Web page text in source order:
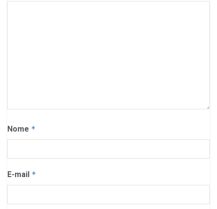
Nome *
E-mail *